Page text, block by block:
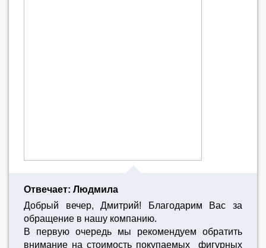
Отвечает: Людмила
Добрый вечер, Дмитрий! Благодарим Вас за
обращение в нашу компанию.
В первую очередь мы рекомендуем обратить
внимание на стоимость покупаемых фигурных